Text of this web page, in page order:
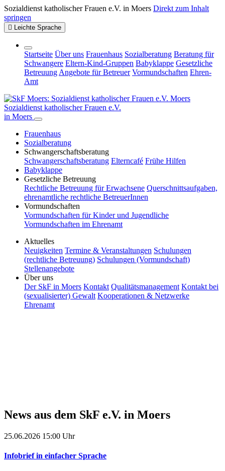
Sozialdienst katholischer Frauen e.V. in Moers Direkt zum Inhalt
springen
Leichte Sprache
Startseite Über uns Frauenhaus Sozialberatung Beratung für
Schwangere Eltern-Kind-Gruppen Babyklappe Gesetzliche
Betreuung Angebote für Betreuer Vormundschaften Ehren-
Amt
Sozialdienst katholischer Frauen e.V.
in Moers
Frauenhaus
Sozialberatung
Schwangerschafts­beratung
Schwangerschafts­beratung Elterncafé Frühe Hilfen
Babyklappe
Gesetzliche Betreuung
Rechtliche Betreuung für Erwachsene Querschnittsaufgaben,
ehrenamtliche rechtliche BetreuerInnen
Vormundschaften
Vormundschaften für Kinder und Jugendliche
Vormundschaften im Ehrenamt
Aktuelles
Neuigkeiten Termine & Veranstaltungen Schulungen
(rechtliche Betreuung) Schulungen (Vormundschaft)
Stellenangebote
Über uns
Der SkF in Moers Kontakt Qualitätsmanagement Kontakt bei
(sexualisierter) Gewalt Kooperationen & Netzwerke
Ehrenamt
News aus dem SkF e.V. in Moers
25.06.2026 15:00 Uhr
Infobrief in einfacher Sprache